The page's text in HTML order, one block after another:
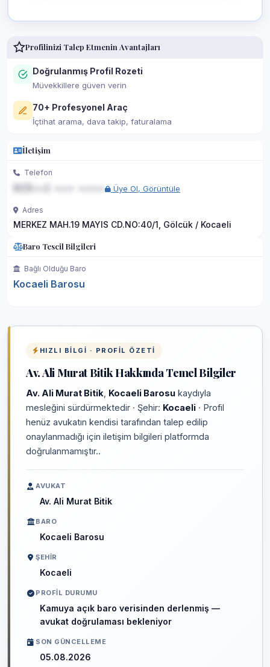
Profilinizi Talep Etmenin Avantajları
Doğrulanmış Profil Rozeti
Müvekkillere güven verin
70+ Profesyonel Araç
İçtihat arama, dava takip, faturalama
İletişim
Telefon
Üye Ol, Görüntüle
Adres
MERKEZ MAH.19 MAYIS CD.NO:40/1, Gölcük / Kocaeli
Baro Tescil Bilgileri
Bağlı Olduğu Baro
Kocaeli Barosu
HIZLI BILGI · PROFIL ÖZETI
Av. Ali Murat Bitik Hakkında Temel Bilgiler
Av. Ali Murat Bitik Kocaeli Barosu kaydıyla
mesleğini sürdürmektedir · Şehir: Kocaeli · Profil
henüz avukatın kendisi tarafından talep edilip
onaylanmadığı için iletişim bilgileri platformda
doğrulanmamıştır..
AVUKAT
Av. Ali Murat Bitik
BARO
Kocaeli Barosu
ŞEHIR
Kocaeli
PROFIL DURUMU
Kamuya açık baro verisinden derlenmiş —
avukat doğrulaması bekleniyor
SON GÜNCELLEME
05.08.2026